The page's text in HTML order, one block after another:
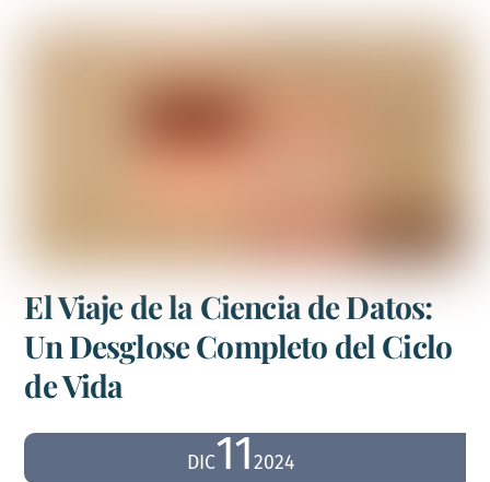
El Viaje de la Ciencia de Datos:
Un Desglose Completo del Ciclo
de Vida
DIC112024